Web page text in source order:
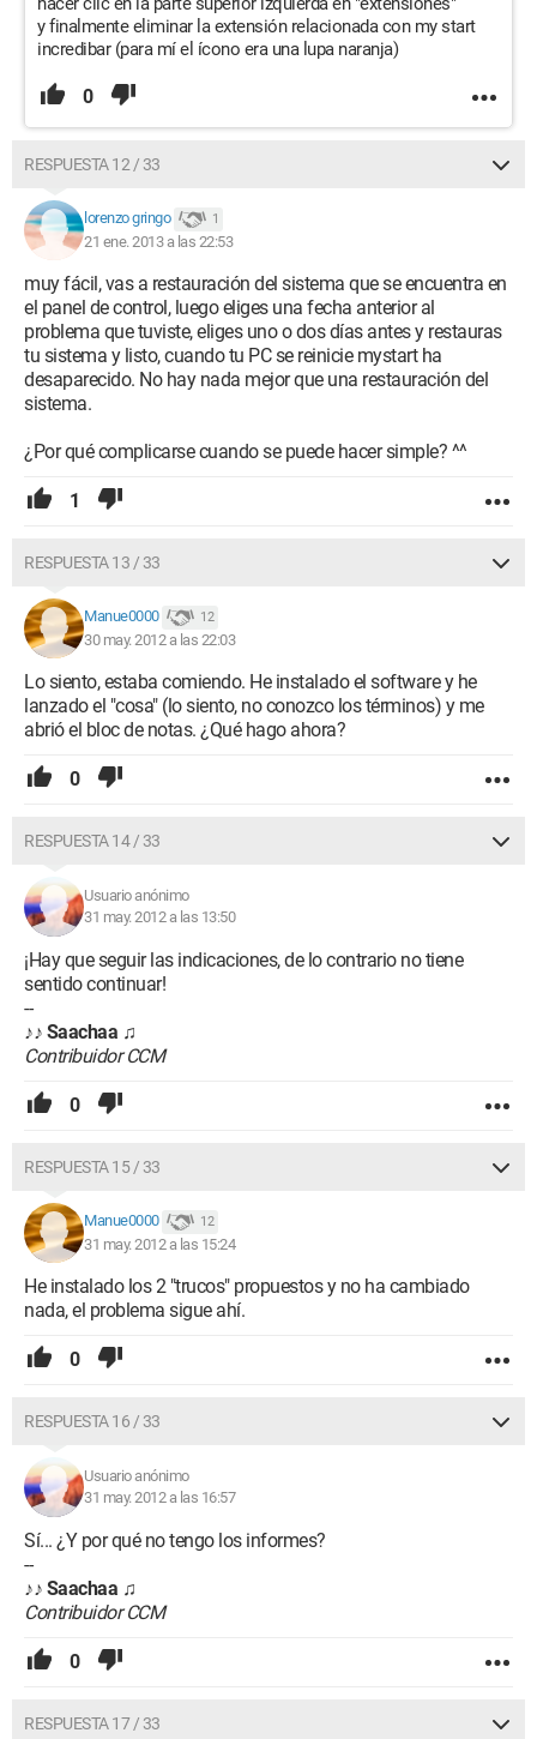
y finalmente eliminar la extensión relacionada con my start
incredibar (para mí el ícono era una lupa naranja)
0
RESPUESTA 12 / 33
lorenzo gringo 1
21 ene. 2013 a las 22:53
muy fácil, vas a restauración del sistema que se encuentra en
el panel de control, luego eliges una fecha anterior al
problema que tuviste, eliges uno o dos días antes y restauras
tu sistema y listo, cuando tu PC se reinicie mystart ha
desaparecido. No hay nada mejor que una restauración del
sistema.
¿Por qué complicarse cuando se puede hacer simple? ^^
1
RESPUESTA 13 / 33
Manue0000 12
30 may. 2012 a las 22:03
Lo siento, estaba comiendo. He instalado el software y he
lanzado el "cosa" (lo siento, no conozco los términos) y me
abrió el bloc de notas. ¿Qué hago ahora?
0
RESPUESTA 14 / 33
Usuario anónimo
31 may. 2012 a las 13:50
¡Hay que seguir las indicaciones, de lo contrario no tiene
sentido continuar!
--
♪♪ Saachaa ♫
Contribuidor CCM
0
RESPUESTA 15 / 33
Manue0000 12
31 may. 2012 a las 15:24
He instalado los 2 "trucos" propuestos y no ha cambiado
nada, el problema sigue ahí.
0
RESPUESTA 16 / 33
Usuario anónimo
31 may. 2012 a las 16:57
Sí... ¿Y por qué no tengo los informes?
--
♪♪ Saachaa ♫
Contribuidor CCM
0
RESPUESTA 17 / 33